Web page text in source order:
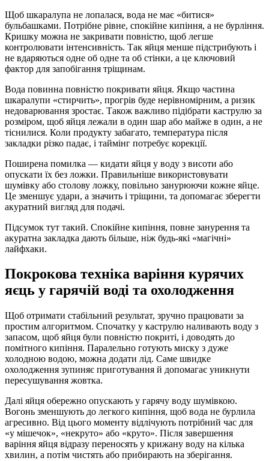
Щоб шкаралупа не лопалася, вода не має «битися»
бульбашками. Потрібне рівне, спокійне кипіння, а не бурління.
Кришку можна не закривати повністю, щоб легше
контролювати інтенсивність. Так яйця менше підстрибують і
не вдаряються одне об одне та об стінки, а це ключовий
фактор для запобігання тріщинам.
Вода повинна повністю покривати яйця. Якщо частина
шкаралупи «стирчить», прогрів буде нерівномірним, а ризик
недоварювання зростає. Також важливо підібрати каструлю за
розміром, щоб яйця лежали в один шар або майже в один, а не
тіснилися. Коли продукту забагато, температура після
закладки різко падає, і таймінг потребує корекції.
Поширена помилка — кидати яйця у воду з висоти або
опускати їх без ложки. Правильніше використовувати
шумівку або столову ложку, повільно занурюючи кожне яйце.
Це зменшує удари, а значить і тріщини, та допомагає зберегти
акуратний вигляд для подачі.
Підсумок тут такий. Спокійне кипіння, повне занурення та
акуратна закладка дають більше, ніж будь-які «магічні»
лайфхаки.
Покрокова техніка варіння курячих
яєць у гарячій воді та охолодження
Щоб отримати стабільний результат, зручно працювати за
простим алгоритмом. Спочатку у каструлю наливають воду з
запасом, щоб яйця були повністю покриті, і доводять до
помітного кипіння. Паралельно готують миску з дуже
холодною водою, можна додати лід. Саме швидке
охолодження зупиняє приготування й допомагає уникнути
пересушування жовтка.
Далі яйця обережно опускають у гарячу воду шумівкою.
Вогонь зменшують до легкого кипіння, щоб вода не бурлила
агресивно. Від цього моменту відлічують потрібний час для
«у мішечок», «некруто» або «круто». Після завершення
варіння яйця відразу переносять у крижану воду на кілька
хвилин, а потім чистять або прибирають на зберігання.